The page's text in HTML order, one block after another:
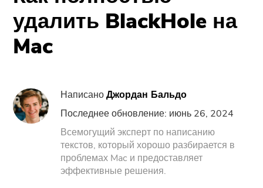
PowerUninstall
Screen Recorder
PDF Компрессор
удалить BlackHole на
Mac
НаписаноДжордан Бальдо
Последнее обновление: июнь 26, 2024
Всемогущий эксперт по написанию
текстов, который хорошо разбирается в
проблемах Mac и предоставляет
эффективные решения.